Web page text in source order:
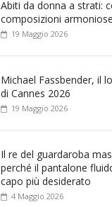
Abiti da donna a strati:
composizioni armoniose
19 Maggio 2026
Michael Fassbender, il
di Cannes 2026
19 Maggio 2026
Il re del guardaroba
perché il pantalone
capo più desiderato
4 Maggio 2026